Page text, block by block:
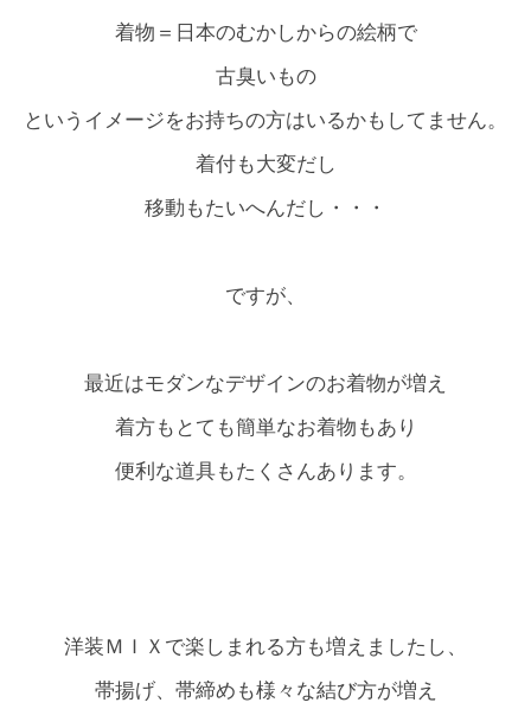
着物＝日本のむかしからの絵柄で
古臭いもの
というイメージをお持ちの方はいるかもしてません。
着付も大変だし
移動もたいへんだし・・・
ですが、
最近はモダンなデザインのお着物が増え
着方もとても簡単なお着物もあり
便利な道具もたくさんあります。
洋装ＭＩＸで楽しまれる方も増えましたし、
帯揚げ、帯締めも様々な結び方が増え